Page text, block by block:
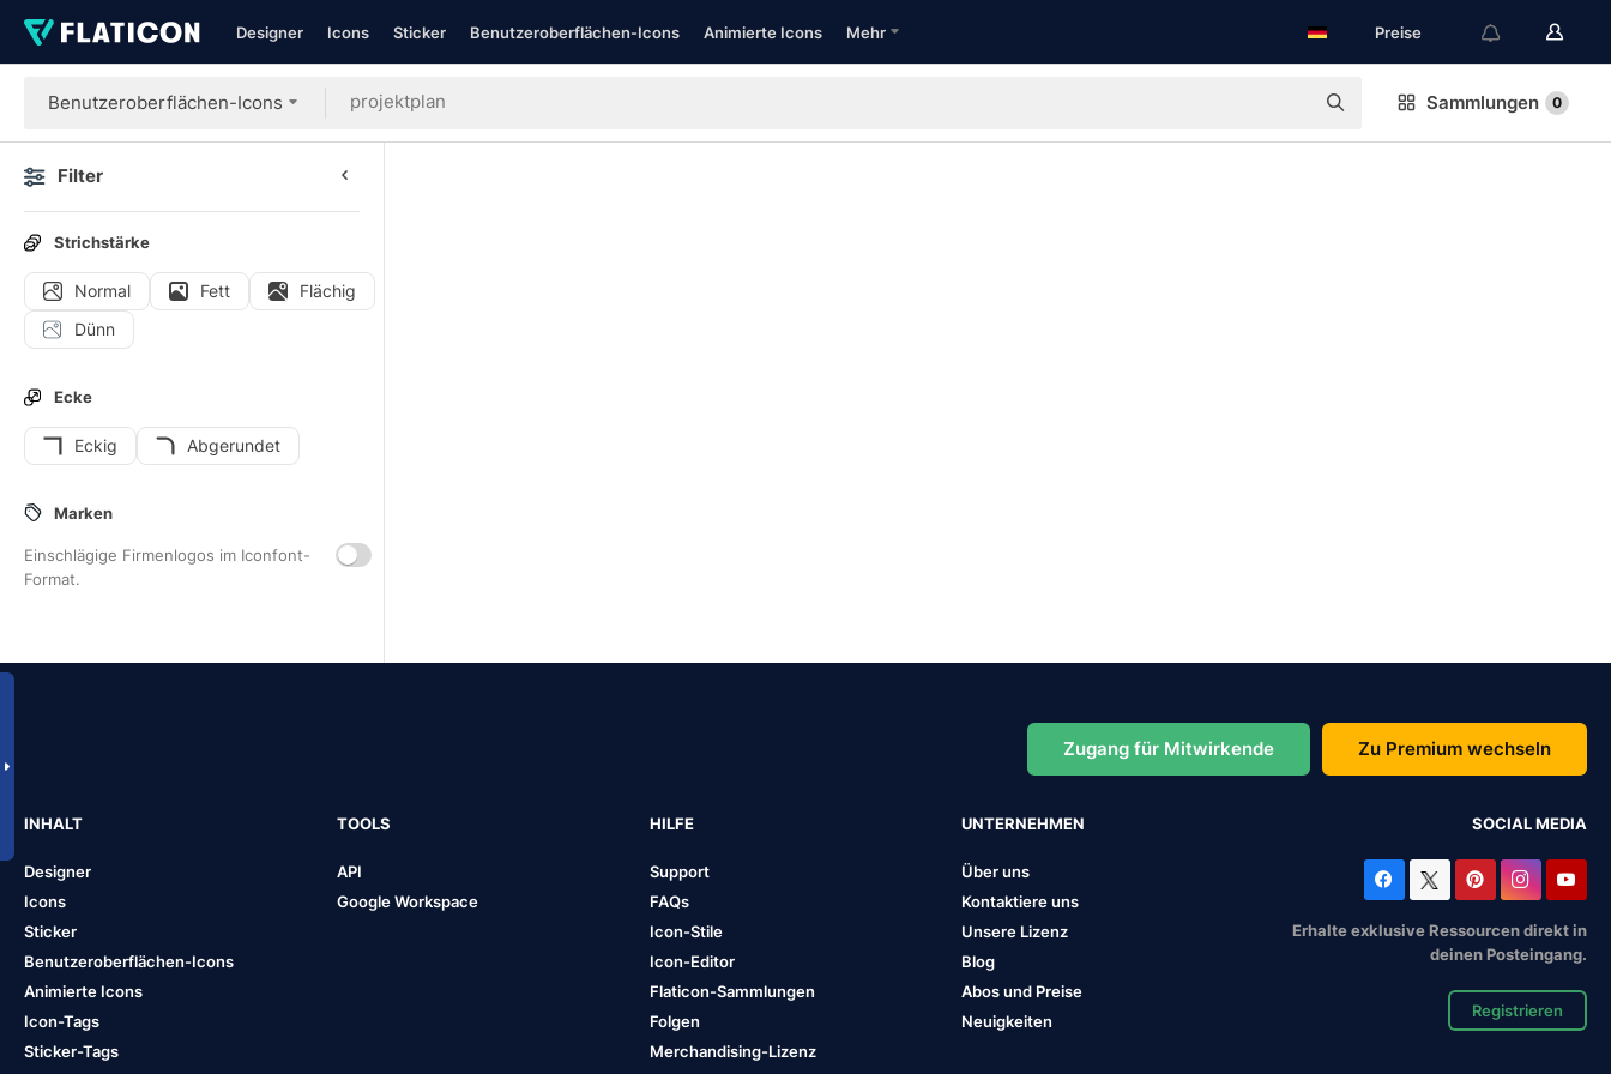
Designer Icons Sticker Benutzeroberflächen-Icons Animierte Icons Mehr Preise
Benutzeroberflächen-Icons Sammlungen 0
Filter
Strichstärke
Normal Fett
Flächig
Dünn
Ecke
Eckig Abgerundet
Marken
Einschlägige Firmenlogos im Iconfont-
Format.
Zugang für Mitwirkende Zu Premium wechseln
INHALT
Designer
Icons
Sticker
Benutzeroberflächen-Icons
Animierte Icons
Icon-Tags
Sticker-Tags
TOOLS
API
Google Workspace
HILFE
Support
FAQs
Icon-Stile
Icon-Editor
Flaticon-Sammlungen
Folgen
Merchandising-Lizenz
UNTERNEHMEN
Über uns
Kontaktiere uns
Unsere Lizenz
Blog
Abos und Preise
Neuigkeiten
SOCIAL MEDIA
Erhalte exklusive Ressourcen direkt in
deinen Posteingang.
Registrieren